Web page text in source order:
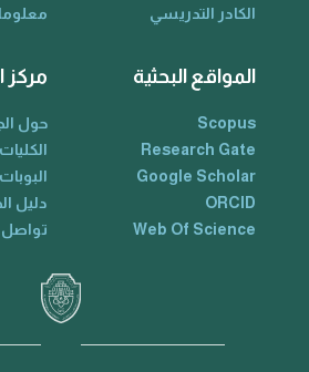
الكادر التدريسي
المواقع البحثية
Scopus
Research Gate
Google Scholar
ORCID
Web Of Science
مركز
حول
دليل
تواصل